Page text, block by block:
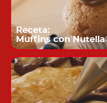
Receta:
Muffins con